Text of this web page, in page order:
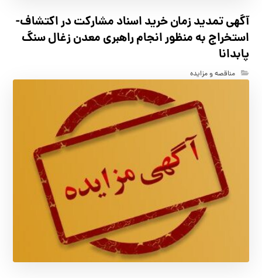
آگهي تمدید زمان خرید اسناد مشارکت در اکتشاف-
استخراج به منظور انجام راهبری معدن زغال سنگ
پابدانا
مناقصه و مزایده